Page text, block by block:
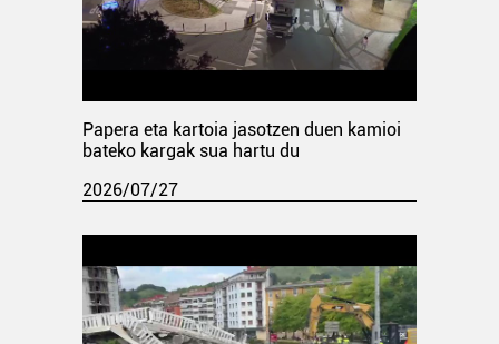
Papera eta kartoia jasotzen duen kamioi
bateko kargak sua hartu du
2026/07/27